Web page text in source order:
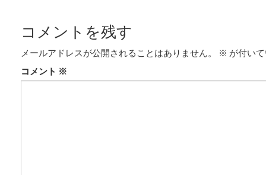
コメントを残す
メールアドレスが公開されることはありません。 ※ が付い
コメント ※